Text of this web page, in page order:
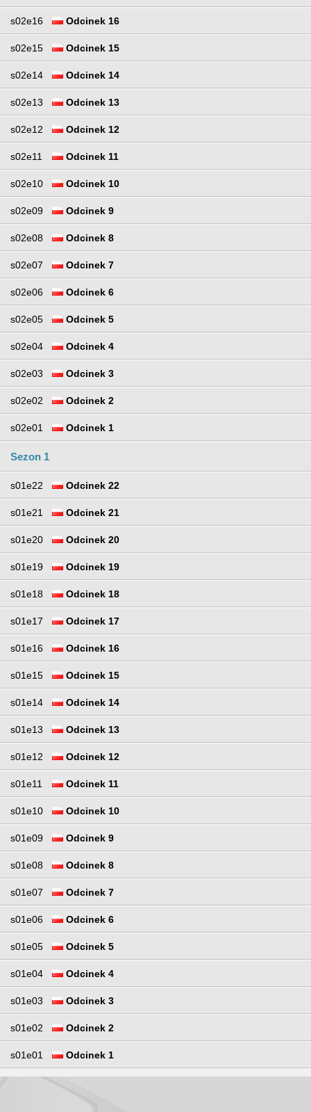
s02e16 Odcinek 16
s02e15 Odcinek 15
s02e14 Odcinek 14
s02e13 Odcinek 13
s02e12 Odcinek 12
s02e11 Odcinek 11
s02e10 Odcinek 10
s02e09 Odcinek 9
s02e08 Odcinek 8
s02e07 Odcinek 7
s02e06 Odcinek 6
s02e05 Odcinek 5
s02e04 Odcinek 4
s02e03 Odcinek 3
s02e02 Odcinek 2
s02e01 Odcinek 1
Sezon 1
s01e22 Odcinek 22
s01e21 Odcinek 21
s01e20 Odcinek 20
s01e19 Odcinek 19
s01e18 Odcinek 18
s01e17 Odcinek 17
s01e16 Odcinek 16
s01e15 Odcinek 15
s01e14 Odcinek 14
s01e13 Odcinek 13
s01e12 Odcinek 12
s01e11 Odcinek 11
s01e10 Odcinek 10
s01e09 Odcinek 9
s01e08 Odcinek 8
s01e07 Odcinek 7
s01e06 Odcinek 6
s01e05 Odcinek 5
s01e04 Odcinek 4
s01e03 Odcinek 3
s01e02 Odcinek 2
s01e01 Odcinek 1